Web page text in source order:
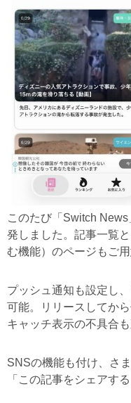
このたび「Switch
発しました。記事一覧
む機能）のページもご用
プッシュ通知も設定し
可能。リリースしてか
キャッチ表示の不具合も
SNSの機能も付け、さ
「この記事をシェアす